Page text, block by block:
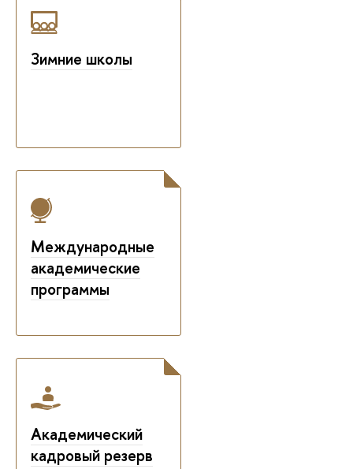
Зимние школы
Международные
академические
программы
Академический
кадровый резерв